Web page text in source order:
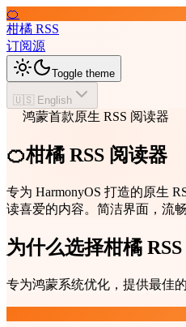
🍊
柑橘 RSS
订阅源
Toggle theme
🇺🇸 English
鸿蒙首款原生 RSS 阅读器
🍊柑橘 RSS 阅读器
专为 HarmonyOS 打造的原生
读喜爱的内容。简洁界面，流
为什么选择柑橘 RSS
专为鸿蒙系统优化，提供最佳